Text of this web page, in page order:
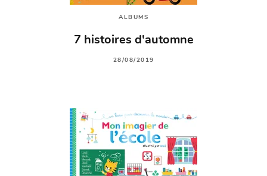
ALBUMS
7 histoires d'automne
28/08/2019